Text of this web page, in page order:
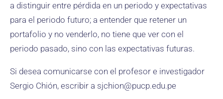
a distinguir entre pérdida en un periodo y expectativas
para el periodo futuro; a entender que retener un
portafolio y no venderlo, no tiene que ver con el
periodo pasado, sino con las expectativas futuras.
Si desea comunicarse con el profesor e investigador
Sergio Chión, escribir a sjchion@pucp.edu.pe